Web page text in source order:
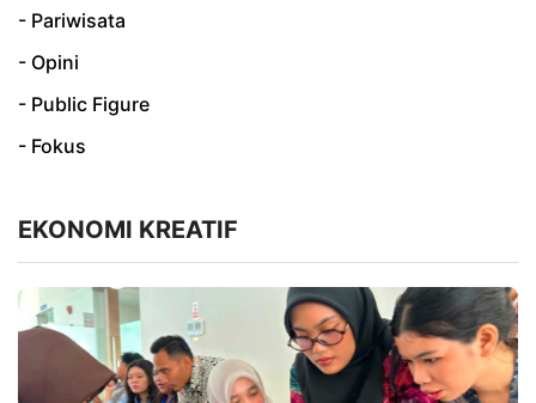
- Pariwisata
- Opini
- Public Figure
- Fokus
EKONOMI KREATIF